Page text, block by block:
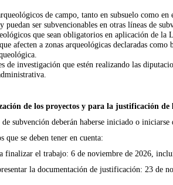
de campo, tanto en subsuelo como
puedan ser subvencionables en otras líneas de
que sean obligatorios en aplicación de
afecten a zonas arqueológicas declaradas
de investigación que estén realizando las
de los proyectos y para la justificación de
subvención deberán haberse iniciado o
que se deben tener en cuenta:
finalizar el trabajo: 6 de noviembre de 2026,
la documentación de justificación: 23 de